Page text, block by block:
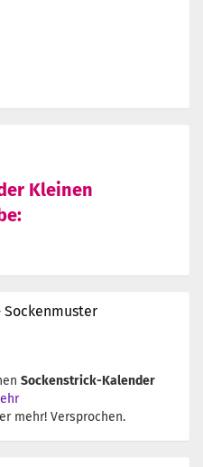
Kleinen
Sockenstrick-Kalender
mehr! Versprochen.